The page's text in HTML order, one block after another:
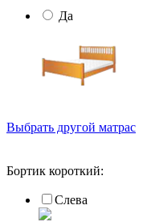
Да
Выбрать другой матрас
Бортик короткий:
Слева